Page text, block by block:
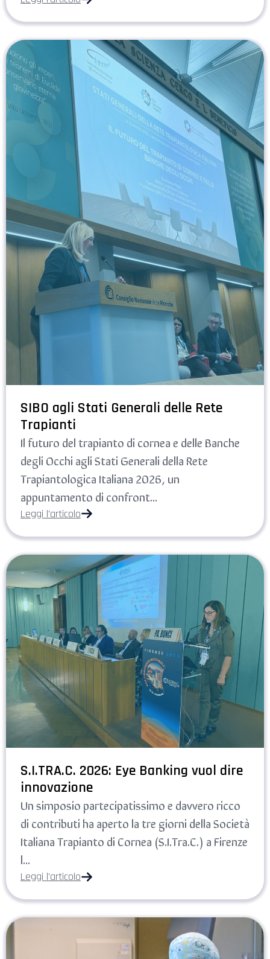
SIBO agli Stati Generali delle Rete
Trapianti
Il futuro del trapianto di cornea e delle Banche
degli Occhi agli Stati Generali della Rete
Trapiantologica Italiana 2026, un
appuntamento di confront...
Leggi l'articolo
S.I.TRA.C. 2026: Eye Banking vuol dire
innovazione
Un simposio partecipatissimo e davvero ricco
di contributi ha aperto la tre giorni della Società
Italiana Trapianto di Cornea (S.I.Tra.C.) a Firenze
l...
Leggi l'articolo